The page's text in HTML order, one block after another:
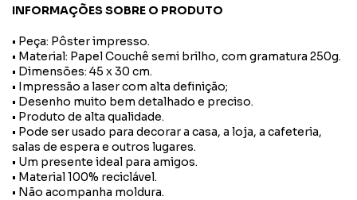
INFORMAÇÕES SOBRE O PRODUTO
• Peça: Pôster impresso.
• Material: Papel Couchê semi brilho, com gramatura 250g.
• Dimensões: 45 x 30 cm.
• Impressão a laser com alta definição;
• Desenho muito bem detalhado e preciso.
• Produto de alta qualidade.
• Pode ser usado para decorar a casa, a loja, a cafeteria,
salas de espera e outros lugares.
• Um presente ideal para amigos.
• Material 100% reciclável.
• Não acompanha moldura.